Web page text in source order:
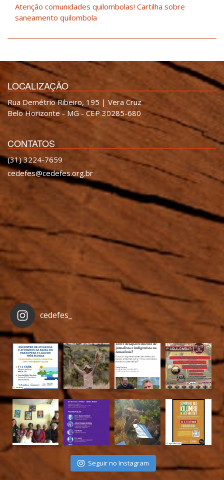
Atenção comunidades quilombolas! Cartilha sobre
saneamento quilombola
LOCALIZAÇÃO
Rua Demétrio Ribeiro, 195 | Vera Cruz
Belo Horizonte - MG - CEP 30285-680
CONTATOS
(31) 3224-7659
cedefes@cedefes.org.br
cedefes_
Seguir no Instagram